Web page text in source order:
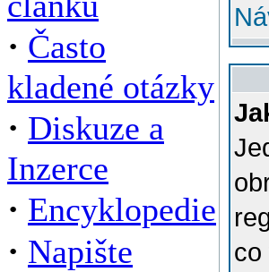
· Často
kladené otázky
· Diskuze a
Inzerce
· Encyklopedie
· Napište
co